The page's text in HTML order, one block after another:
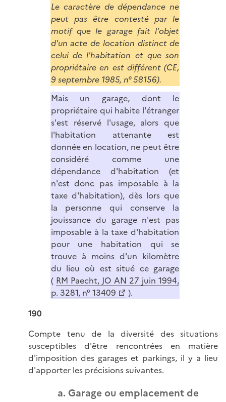
Le caractère de dépendance ne
peut pas être contesté par le
motif que le garage fait l'objet
d'un acte de location distinct de
celui de l'habitation et que son
propriétaire en est différent (CE,
9 septembre 1985, n° 58156).
Mais un garage, dont le
propriétaire qui habite l'étranger
s'est réservé l'usage, alors que
l'habitation attenante est
donnée en location, ne peut être
considéré comme une
dépendance d'habitation (et
n'est donc pas imposable à la
taxe d'habitation), dès lors que
la personne qui conserve la
jouissance du garage n'est pas
imposable à la taxe d'habitation
pour une habitation qui se
trouve à moins d'un kilomètre
du lieu où est situé ce garage
( RM Paecht, JO AN 27 juin 1994,
p. 3281, n° 13409
).
190
Compte tenu de la diversité des situations
susceptibles d'être rencontrées en matière
d'imposition des garages et parkings, il y a lieu
d'apporter les précisions suivantes.
a. Garage ou emplacement de